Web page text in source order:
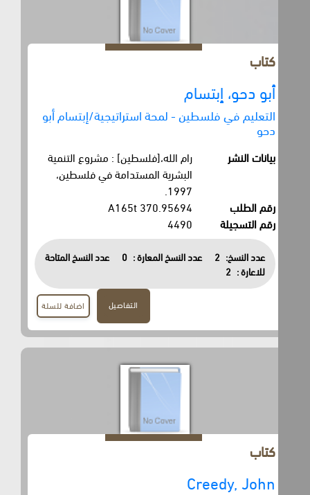
أبو دحو، إبتسام
التعليم في فلسطين - لمحة استراتيجية/إبتسام أبو
بيانات النشر
رام الله،[فلسطين] : مشروع التنمية
البشرية المستدامة في فلسطين،
رقم الطلب
370.95694 A165t
رقم التسجيلة
4490
عدد النسخ: 2 عدد النسخ المعارة : 0
عدد النسخ المتاحة
للاعارة :
2
اضافة للسلة
Creedy, John